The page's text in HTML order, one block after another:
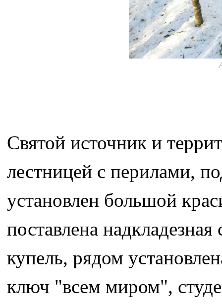
Святой источник и
лестницей с перилами,
установлен большой
поставлена
купель, рядом
ключ "всем миром",